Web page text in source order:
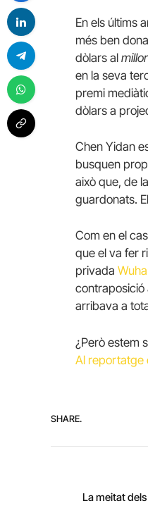
En els últims
més ben
dòlars almillor
en la seva
premi
dòlars a
Chen Yidan
busquen
això que, de
guardonats.
Com en el
que el va fer
privada
contraposició
arribava a
¿Però estem
Al reportatge
SHARE.
La meitat